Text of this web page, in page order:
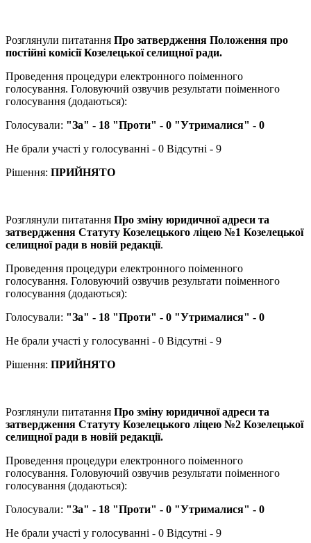
Розглянули питатання Про затвердження Положення про
постійні комісії Козелецької селищної ради.
Проведення процедури електронного поіменного
голосування. Головуючий озвучив результати поіменного
голосування (додаються):
Голосували: "За" - 18 "Проти" - 0 "Утрималися" - 0
Не брали участі у голосуванні - 0 Відсутні - 9
Рішення: ПРИЙНЯТО
Розглянули питатання Про зміну юридичної адреси та
затвердження Статуту Козелецького ліцею №1 Козелецької
селищної ради в новій редакції.
Проведення процедури електронного поіменного
голосування. Головуючий озвучив результати поіменного
голосування (додаються):
Голосували: "За" - 18 "Проти" - 0 "Утрималися" - 0
Не брали участі у голосуванні - 0 Відсутні - 9
Рішення: ПРИЙНЯТО
Розглянули питатання Про зміну юридичної адреси та
затвердження Статуту Козелецького ліцею №2 Козелецької
селищної ради в новій редакції.
Проведення процедури електронного поіменного
голосування. Головуючий озвучив результати поіменного
голосування (додаються):
Голосували: "За" - 18 "Проти" - 0 "Утрималися" - 0
Не брали участі у голосуванні - 0 Відсутні - 9